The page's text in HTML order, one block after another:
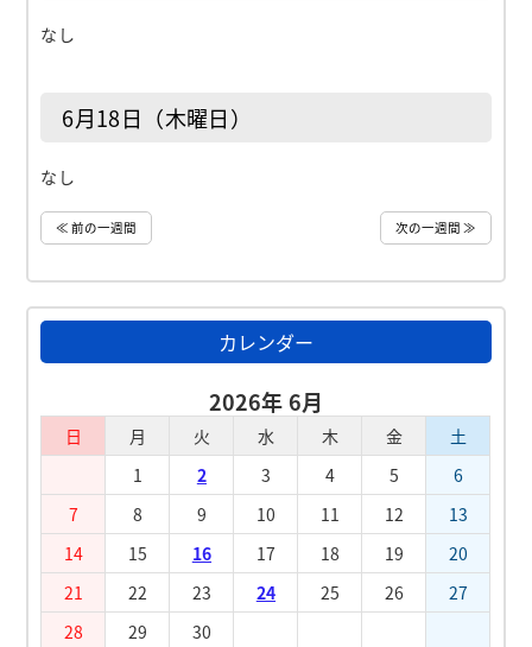
なし
6月18日（木曜日）
なし
≪ 前の一週間 次の一週間 ≫
カレンダー
2026年 6月
日 月 火 水 木 金
土
1
2 3 4 5
6
7
8 9 10 11 12
13
14
15 16 17 18 19
20
21
22 23 24 25 26
27
28
29 30